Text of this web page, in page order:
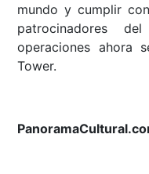
mundo y cumplir
patrocinadores
operaciones ahora
Tower.